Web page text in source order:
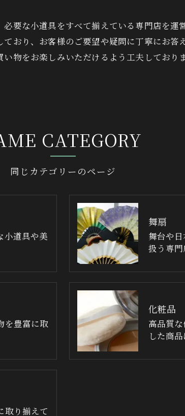
要な小道具をすべて揃えている専門店を運
おり、お客様のご要望や疑問に丁寧にお答
物をお楽しみいただけるよう工夫しており
同じカテゴリーのページ
CATEGORY
小道具や美
舞扇
舞台や
扱う専
を豊富に取
化粧品
高品質
した商
取り揃えて